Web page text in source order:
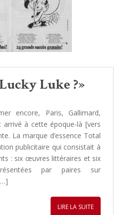
Luke ?»
encore, Paris, Gallimard,
arrivé à cette époque-là [vers
La marque d’essence Total
publicitaire qui consistait à
: six œuvres littéraires et six
par paires sur
LIRE LA SUITE